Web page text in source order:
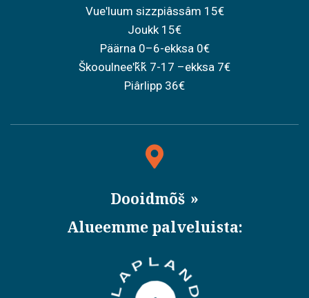
Vueʹluum sizzpiâssâm 15€
Joukk 15€
Päärna 0–6-ekksa 0€
Škooulneeʹǩǩ 7-17 –ekksa 7€
Piârlipp 36€
Dooidmõš
Alueemme palveluista: